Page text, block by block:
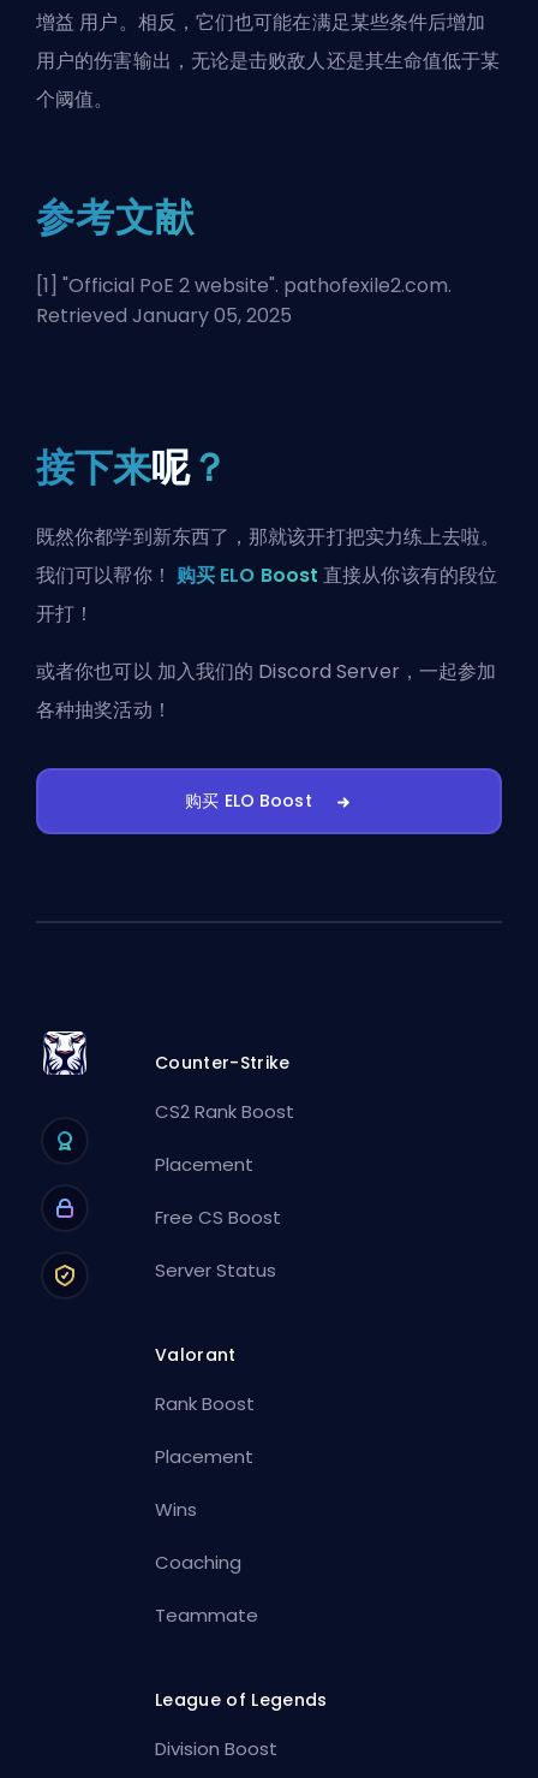
增益 用户。相反，它们也可能在满足某些条件后增加
用户的伤害输出，无论是击败敌人还是其生命值低于某
个阈值。
参考文献
[1] "Official PoE 2 website". pathofexile2.com.
Retrieved January 05, 2025
接下来呢？
既然你都学到新东西了，那就该开打把实力练上去啦。
我们可以帮你！ 购买 ELO Boost 直接从你该有的段位
开打！
或者你也可以 加入我们的 Discord Server ，一起参加
各种抽奖活动！
购买 ELO Boost
Counter-Strike
CS2 Rank Boost
Placement
Free CS Boost
Server Status
Valorant
Rank Boost
Placement
Wins
Coaching
Teammate
League of Legends
Division Boost